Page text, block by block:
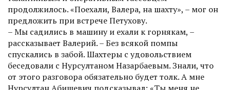
продолжилось. «Поехали, Валера, на шахту», – мог он
предложить при встрече Петухову.
– Мы садились в машину и ехали к горнякам, –
рассказывает Валерий. – Без всякой помпы
спускались в забой. Шахтеры с удовольствием
беседовали с Нурсултаном Назарбаевым. Знали, что
от этого разговора обязательно будет толк. А мне